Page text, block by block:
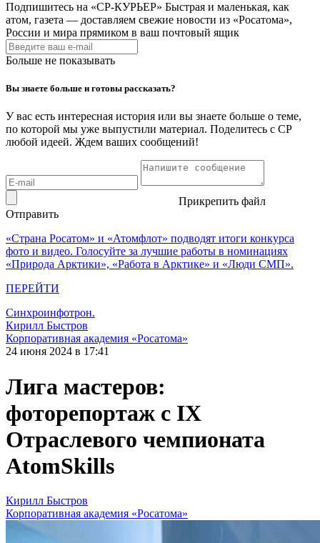
Подпишитесь на «СР-КУРЬЕР» Быстрая и маленькая, как
атом, газета — доставляем свежие новости из «Росатома»,
России и мира прямиком в ваш почтовый ящик
Больше не показывать
Вы знаете больше и готовы рассказать?
У вас есть интересная история или вы знаете больше о теме,
по которой мы уже выпустили материал. Поделитесь с СР
любой идеей. Ждем ваших сообщений!
Прикрепить файл
Отправить
«Страна Росатом» и «Атомфлот» подводят итоги конкурса
фото и видео. Голосуйте за лучшие работы в номинациях
«Природа Арктики», «Работа в Арктике» и «Люди СМП».
ПЕРЕЙТИ
Синхроинфотрон.
Кирилл Быстров
Корпоративная академия «Росатома»
24 июня 2024 в 17:41
Лига мастеров:
фоторепортаж с IX
Отраслевого чемпионата
AtomSkills
Кирилл Быстров
Корпоративная академия «Росатома»